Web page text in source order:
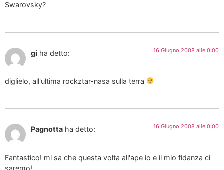
Swarovsky?
gi ha detto: 16 Giugno 2008 alle 0:00
diglielo, all'ultima rockztar-nasa sulla terra
Pagnotta ha detto: 16 Giugno 2008 alle 0:00
Fantastico! mi sa che questa volta all'ape io e il mio fidanza ci
saremo!